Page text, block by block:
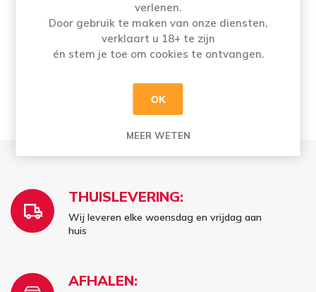
Je enige echte Coca-Cola. Al sinds 1886 zo
oneindig veel meer dan een frisdrank met
natuurlijke plantenextracten. Het recept van
geëvenaard. Zo blijft Coke wereldwijd de
THUISLEVERING:
Wij leveren elke woensdag en vrijdag aan
huis
AFHALEN:
verlenen.
Door gebruik te maken van onze diensten,
verklaart u 18+ te zijn
én stem je toe om cookies te ontvangen.
OK
MEER WETEN